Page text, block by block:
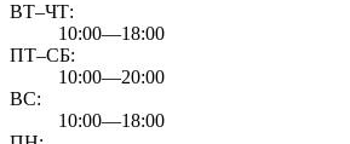
ВТ–ЧТ:
10:00—18:00
ПТ–СБ:
10:00—20:00
ВС:
10:00—18:00